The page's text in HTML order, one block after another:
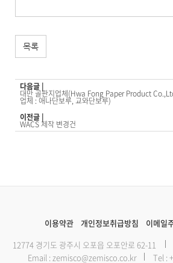
목록
다음글 |
대만 골판지업체(Hwa Fong Paper Product
업체 : 애나단보루, 교와단보루)
이전글 |
WACS 제작 변경건
이용약관 개인정보취급방침
이메일
12774 경기도 광주시 오포읍 오포안로 62-11
Email : zemisco@zemisco.co.kr Tel :